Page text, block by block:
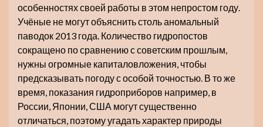
особенностях своей работы в этом непростом году.
Учёные не могут объяснить столь аномальный
паводок 2013 года. Количество гидропостов
сокращено по сравнению с советским прошлым,
нужны огромные капиталовложения, чтобы
предсказывать погоду с особой точностью. В то же
время, показания гидроприборов например, в
России, Японии, США могут существенно
отличаться, поэтому угадать характер природы